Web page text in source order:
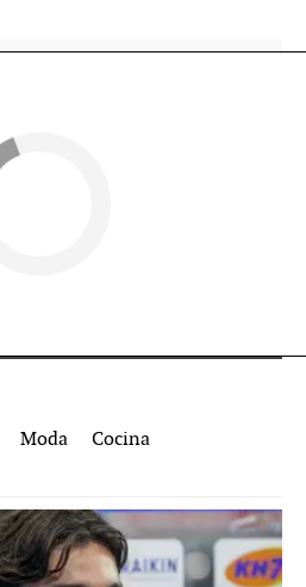
Moda Cocina